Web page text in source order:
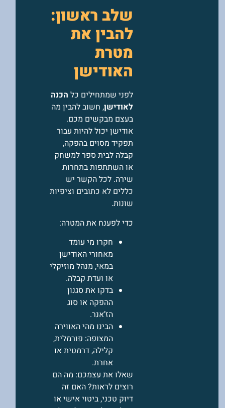
שלב ראשון:
להבין את
מטרת
האודישן
לפני שמתחילים כל הכנה
לאודישן, חשוב להבין מה
בעצם מבקשים מכם.
אודישן יכול להיות עבור
תפקיד מסוים בהפקה,
קבלה לבית ספר למשחק
או השתתפות בתחרות
שירה. לכל הקשר יש
כללים לא כתובים וציפיות
שונות.
כדי לפענח את המטרה:
חקרו מי עומד
מאחורי האודישן
במאי, מנהל מוזיקלי
או ועדת קבלה.
בדקו את סגנון
ההפקה או סוג
הז’אנר.
הבינו מהי האווירה
המצופה: פורמלית,
קלילה, דרמטית או
אחרת.
שאלו את עצמכם: מה הם
רוצים לראות? האם זה
דיוק טכני, ביטוי אישי או